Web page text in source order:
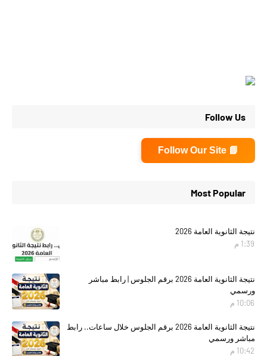
Follow Us
📘 Follow Our Site
Most Popular
نتيجة الثانوية العامة 2026
1:39 م
نتيجة الثانوية العامة 2026 برقم الجلوس | رابط مباشر
ورسمي
10:06 م
نتيجة الثانوية العامة 2026 برقم الجلوس خلال ساعات.. رابط
مباشر ورسمي
10:42 م